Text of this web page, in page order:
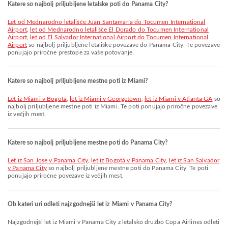
Katere so najbolj priljubljene letalske poti do Panama City?
let od Mednarodno letališče Juan Santamaría do Tocumen International
Airport,
let od Mednarodno letališče El Dorado do Tocumen International
Airport,
let od El Salvador International Airport do Tocumen International
Airportso najbolj priljubljene letališke povezave do Panama City. Te povezave
ponujajo priročne prestope za vaše potovanje.
Katere so najbolj priljubljene mestne poti iz Miami?
let iz Miami v Bogotá, let iz Miami v Georgetown let iz Miami v Atlanta GA so
najbolj priljubljene mestne poti iz Miami. Te poti ponujajo priročne povezave
iz večjih mest.
Katere so najbolj priljubljene mestne poti do Panama City?
let iz San Jose v Panama City let iz Bogotá v Panama City
let iz San Salvador
v Panama Cityso najbolj priljubljene mestne poti do Panama City. Te poti
ponujajo priročne povezave iz večjih mest.
Ob kateri uri odleti najzgodnejši let iz Miami v Panama City?
Najzgodnejši let iz Miami v Panama City z letalsko družbo Copa Airlines odleti